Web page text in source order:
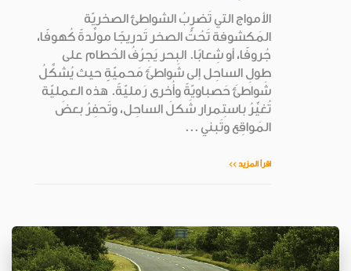
الأمواج التي تَضرِبُ الشواطئ الصخريّة
المَكشوفة تَحُتُّ الصخر تَدريجًا مولِّدةً كُهوفًا،
جُروفًا، أو شِعابًا. البحر يَجرُفُ الحُطام على
طولِ الساحِل إلى شَواطئَ مَحميّةٍ حيث يُشكِّلُ
شَواطئَ حَصباويّةً وأُخرى رَمليّةً. هذه العمليّة
تُغيِّرُ باستِمرار شَكلَ الساحِل، وتَحفِرُ بعضَ
المَواقِع وتَبني ...
اقرأ المزيد >>